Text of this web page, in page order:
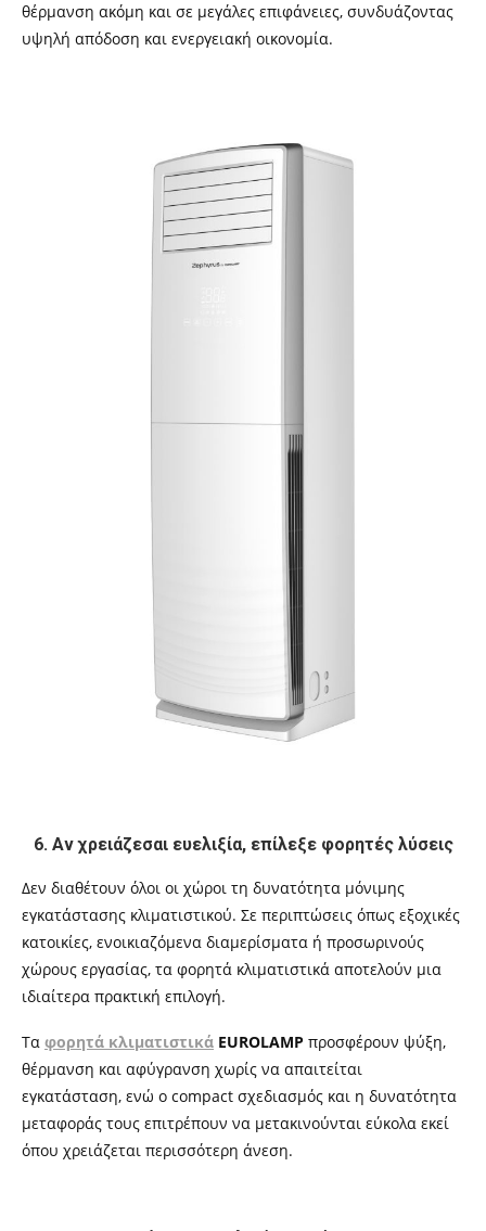
θέρμανση ακόμη και σε μεγάλες επιφάνειες, συνδυάζοντας
υψηλή απόδοση και ενεργειακή οικονομία.
6. Αν χρειάζεσαι ευελιξία, επίλεξε φορητές λύσεις
Δεν διαθέτουν όλοι οι χώροι τη δυνατότητα μόνιμης
εγκατάστασης κλιματιστικού. Σε περιπτώσεις όπως εξοχικές
κατοικίες, ενοικιαζόμενα διαμερίσματα ή προσωρινούς
χώρους εργασίας, τα φορητά κλιματιστικά αποτελούν μια
ιδιαίτερα πρακτική επιλογή.
Τα φορητά κλιματιστικά EUROLAMP προσφέρουν ψύξη,
θέρμανση και αφύγρανση χωρίς να απαιτείται
εγκατάσταση, ενώ ο compact σχεδιασμός και η δυνατότητα
μεταφοράς τους επιτρέπουν να μετακινούνται εύκολα εκεί
όπου χρειάζεται περισσότερη άνεση.